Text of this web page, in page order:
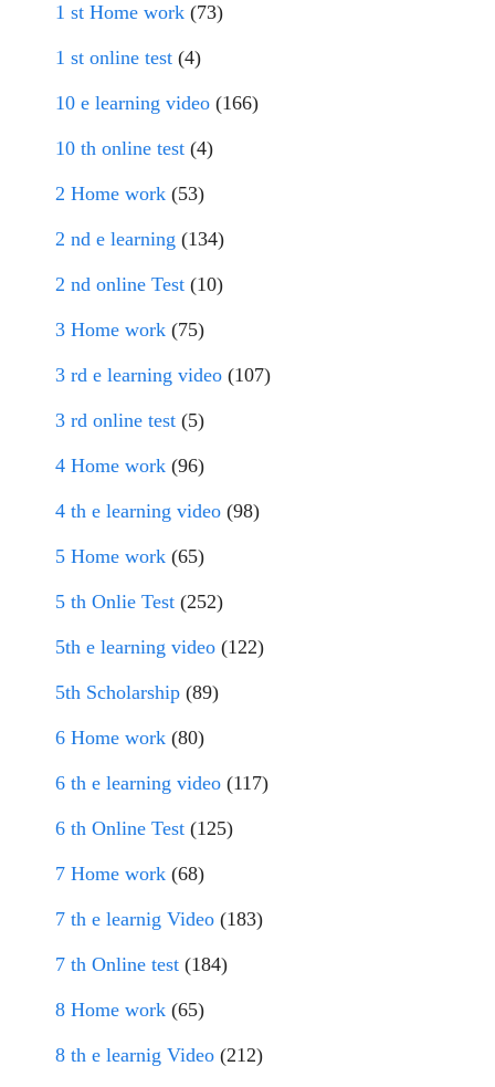
1 st Home work (73)
1 st online test (4)
10 e learning video (166)
10 th online test (4)
2 Home work (53)
2 nd e learning (134)
2 nd online Test (10)
3 Home work (75)
3 rd e learning video (107)
3 rd online test (5)
4 Home work (96)
4 th e learning video (98)
5 Home work (65)
5 th Onlie Test (252)
5th e learning video (122)
5th Scholarship (89)
6 Home work (80)
6 th e learning video (117)
6 th Online Test (125)
7 Home work (68)
7 th e learnig Video (183)
7 th Online test (184)
8 Home work (65)
8 th e learnig Video (212)